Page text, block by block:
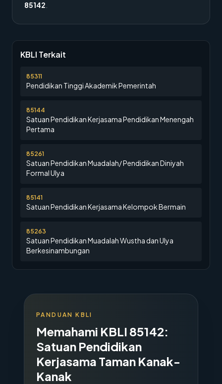
85142
KBLI Terkait
85311
Pendidikan Tinggi Akademik Pemerintah
85144
Satuan Pendidikan Kerjasama Pendidikan Menengah
Pertama
85261
Satuan Pendidikan Muadalah/ Pendidikan Diniyah
Formal Ulya
85141
Satuan Pendidikan Kerjasama Kelompok Bermain
85263
Satuan Pendidikan Muadalah Wustha dan Ulya
Berkesinambungan
PANDUAN KBLI
Memahami KBLI 85142:
Satuan Pendidikan
Kerjasama Taman Kanak-
Kanak